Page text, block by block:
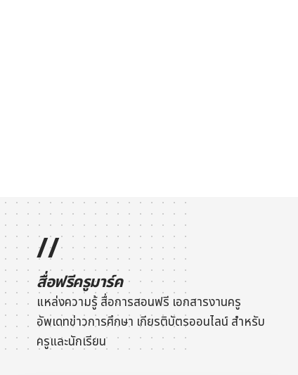
//
สื่อฟรีครูมาร์ค
แหล่งความรู้ สื่อการสอนฟรี เอกสารงานครู
อัพเดทข่าวการศึกษา เกียรติบัตรออนไลน์สำหรับ
ครูและนักเรียน